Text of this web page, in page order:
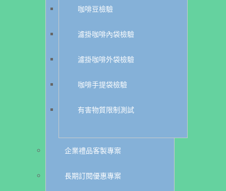
咖啡豆檢驗
濾掛咖啡內袋檢驗
濾掛咖啡外袋檢驗
咖啡手提袋檢驗
有害物質限制測試
企業禮品客製專案
長期訂閱優惠專案